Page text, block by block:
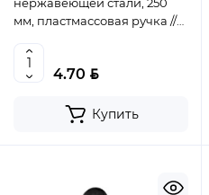
мм, пластмассовая ручка //
4.70 BYN
Купить